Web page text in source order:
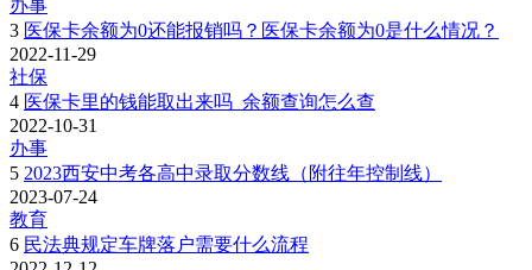
办事
3 医保卡余额为0还能报销吗？医保卡余额为0是什么情况？
2022-11-29
社保
4 医保卡里的钱能取出来吗_余额查询怎么查
2022-10-31
办事
5 2023西安中考各高中录取分数线（附往年控制线）
2023-07-24
教育
6 民法典规定车牌落户需要什么流程